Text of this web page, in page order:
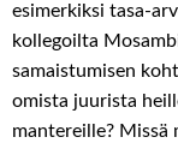
esimerkiksi tasa-
kollegoilta
samaistumisen
omista juurista
mantereille? Missä